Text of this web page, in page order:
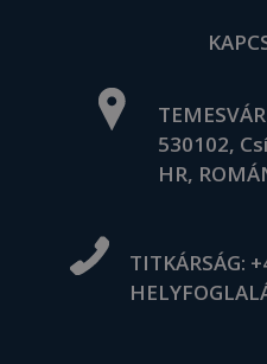
530102,
HR,
TITKÁRSÁG: